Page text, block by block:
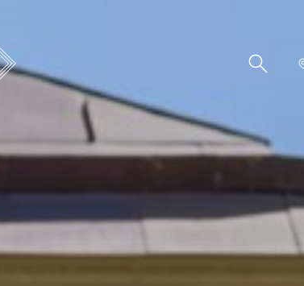
Om oss Vårt team Jobba med oss